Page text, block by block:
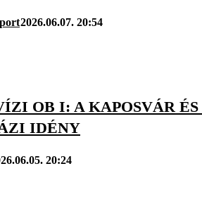
2026.06.07. 20:54
OB I: A KAPOSVÁR
IDÉNY
20:24